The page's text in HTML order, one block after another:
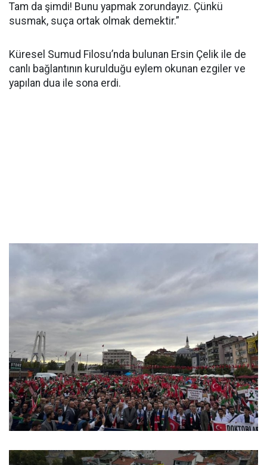
Tam da şimdi! Bunu yapmak zorundayız. Çünkü
susmak, suça ortak olmak demektir.”
Küresel Sumud Filosu’nda bulunan Ersin Çelik ile de
canlı bağlantının kurulduğu eylem okunan ezgiler ve
yapılan dua ile sona erdi.